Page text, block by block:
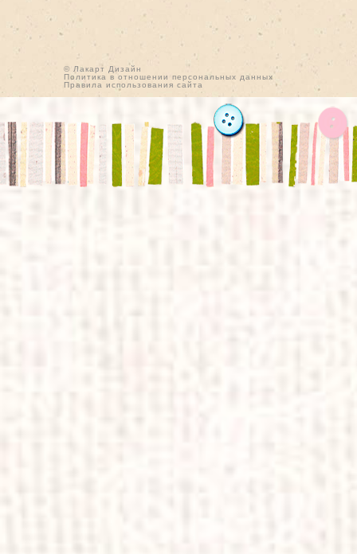
© Лакарт Дизайн
Политика в отношении персональных данных
Правила использования сайта